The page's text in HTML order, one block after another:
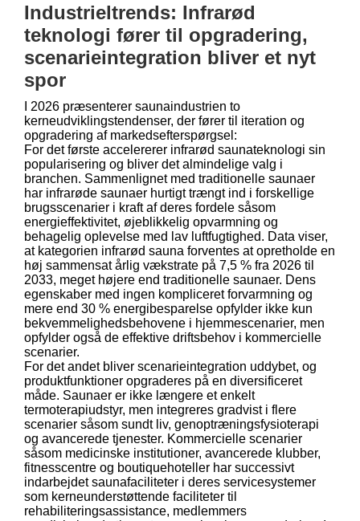
Industrieltrends: Infrarød
teknologi fører til opgradering,
scenarieintegration bliver et nyt
spor
I 2026 præsenterer saunaindustrien to
kerneudviklingstendenser, der fører til iteration og
opgradering af markedsefterspørgsel:
For det første accelererer infrarød saunateknologi sin
popularisering og bliver det almindelige valg i
branchen. Sammenlignet med traditionelle saunaer
har infrarøde saunaer hurtigt trængt ind i forskellige
brugsscenarier i kraft af deres fordele såsom
energieffektivitet, øjeblikkelig opvarmning og
behagelig oplevelse med lav luftfugtighed. Data viser,
at kategorien infrarød sauna forventes at opretholde en
høj sammensat årlig vækstrate på 7,5 % fra 2026 til
2033, meget højere end traditionelle saunaer. Dens
egenskaber med ingen kompliceret forvarmning og
mere end 30 % energibesparelse opfylder ikke kun
bekvemmelighedsbehovene i hjemmescenarier, men
opfylder også de effektive driftsbehov i kommercielle
scenarier.
For det andet bliver scenarieintegration uddybet, og
produktfunktioner opgraderes på en diversificeret
måde. Saunaer er ikke længere et enkelt
termoterapiudstyr, men integreres gradvist i flere
scenarier såsom sundt liv, genoptræningsfysioterapi
og avancerede tjenester. Kommercielle scenarier
såsom medicinske institutioner, avancerede klubber,
fitnesscentre og boutiquehoteller har successivt
indarbejdet saunafaciliteter i deres servicesystemer
som kerneunderstøttende faciliteter til
rehabiliteringsassistance, medlemmers